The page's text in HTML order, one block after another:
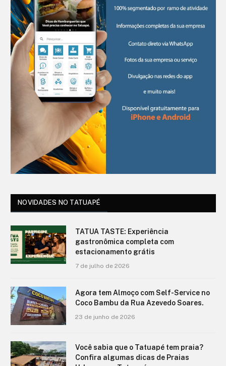
NOVIDADES NO TATUAPÉ
TATUA TASTE: Experiência
gastronômica completa com
estacionamento grátis
7 de julho de 2026
Agora tem Almoço com Self-Service no
Coco Bambu da Rua Azevedo Soares.
23 de junho de 2026
Você sabia que o Tatuapé tem praia?
Confira algumas dicas de Praias